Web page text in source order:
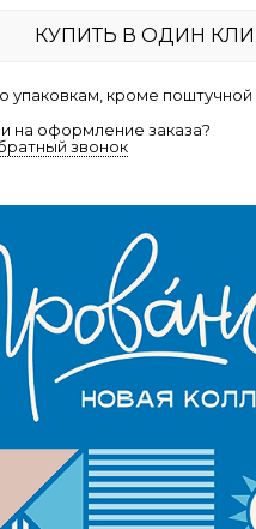
КУПИТЬ В ОДИН
упаковкам, кроме поштучной
на оформление заказа?
звонок